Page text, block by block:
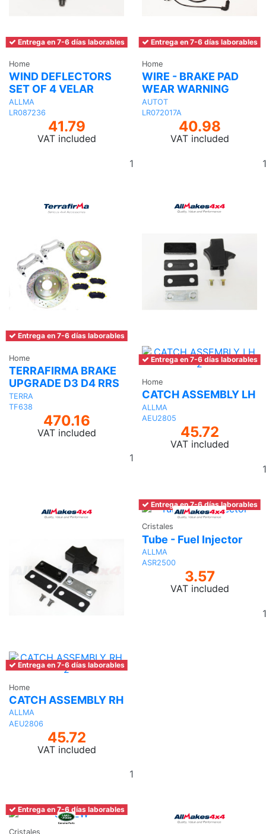
Entrega en 7-6 días laborables
Home
WIND DEFLECTORS
SET OF 4 VELAR
ALLMA
LR087236
41.79
VAT included
Entrega en 7-6 días laborables
Home
WIRE - BRAKE PAD
WEAR WARNING
AUTOT
LR072017A
40.98
VAT included
Entrega en 7-6 días laborables
Home
TERRAFIRMA BRAKE
UPGRADE D3 D4 RRS
TERRA
TF638
470.16
VAT included
Add
Entrega en 7-6 días laborables
Home
CATCH ASSEMBLY LH
ALLMA
AEU2805
45.72
VAT included
Entrega en 7-6 días laborables
Home
CATCH ASSEMBLY RH
ALLMA
AEU2806
45.72
VAT included
Entrega en 7-6 días laborables
Cristales
Tube - Fuel Injector
ALLMA
ASR2500
3.57
VAT included
Entrega en 7-6 días laborables
Cristales